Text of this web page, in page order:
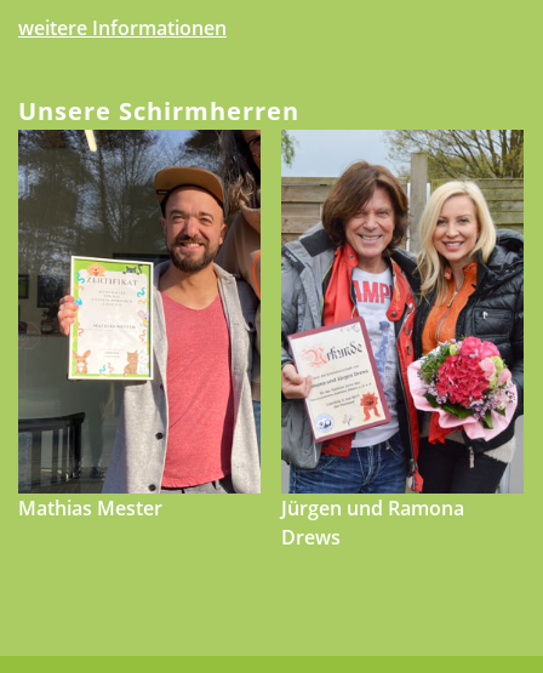
weitere Informationen
Unsere Schirmherren
Mathias Mester
Jürgen und Ramona
Drews